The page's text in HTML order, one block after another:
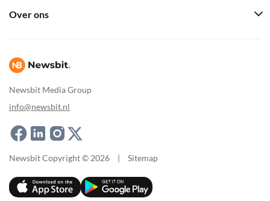
Newsbit Media Group
info@newsbit.nl
Over ons
Newsbit Copyright © 2026 | Sitemap